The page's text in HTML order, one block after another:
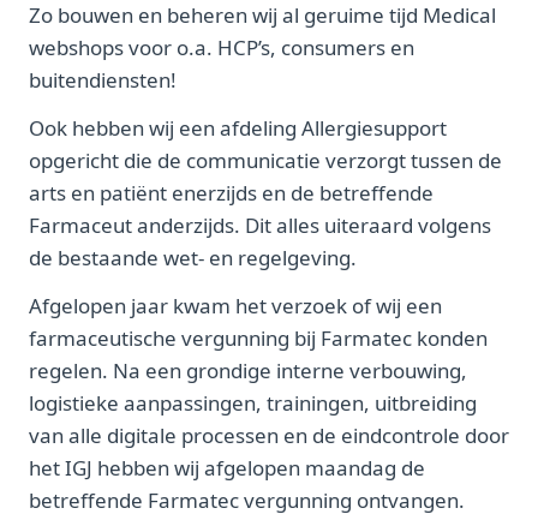
Zo bouwen en beheren wij al geruime tijd Medical
webshops voor o.a. HCP’s, consumers en
buitendiensten!
Ook hebben wij een afdeling Allergiesupport
opgericht die de communicatie verzorgt tussen de
arts en patiënt enerzijds en de betreffende
Farmaceut anderzijds. Dit alles uiteraard volgens
de bestaande wet- en regelgeving.
Afgelopen jaar kwam het verzoek of wij een
farmaceutische vergunning bij Farmatec konden
regelen. Na een grondige interne verbouwing,
logistieke aanpassingen, trainingen, uitbreiding
van alle digitale processen en de eindcontrole door
het IGJ hebben wij afgelopen maandag de
betreffende Farmatec vergunning ontvangen.